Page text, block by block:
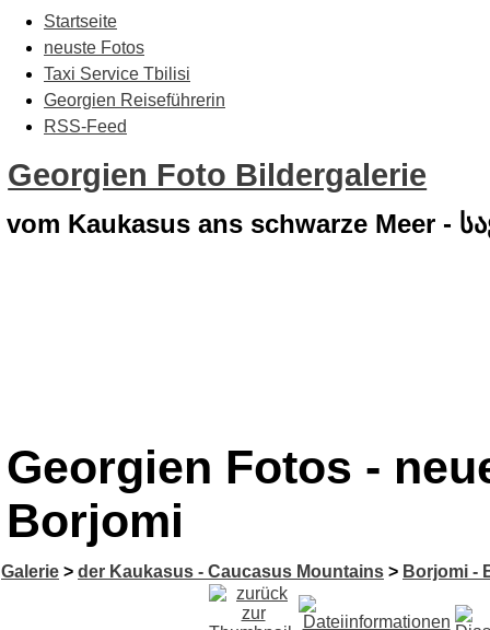
Startseite
neuste Fotos
Taxi Service Tbilisi
Georgien Reiseführerin
RSS-Feed
Georgien Foto Bildergalerie
vom Kaukasus ans schwarze Meer -
Georgien Fotos -
Borjomi
Galerie > der Kaukasus - Caucasus Mountains > Borjomi -